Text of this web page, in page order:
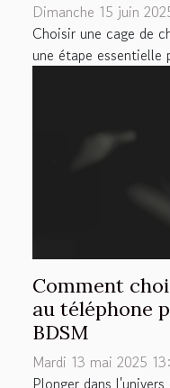
Dimanche 15 juin
Choisir une cage de
une étape
Comment
au téléphone
BDSM
Mardi 13 mai 2025
Plonger dans